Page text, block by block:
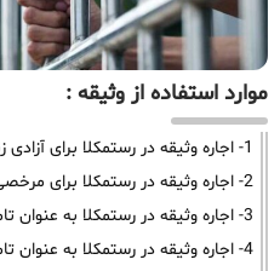
موارد استفاده از وثیقه :
1- اجاره وثیقه در رستمکلا برای آزادی زندانی
2- اجاره وثیقه در رستمکلا برای مرخصی از زندان
3- اجاره وثیقه در رستمکلا به عنوان تامین کیفری در دادسرا
4- اجاره وثیقه در رستمکلا به عنوان تامین کیفری در دادگاه